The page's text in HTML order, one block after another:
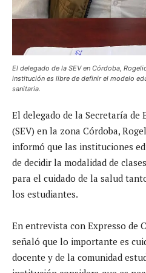
El delegado de la SEV en Córdoba,
institución es libre de definir el modelo
sanitaria.
El delegado de la Secretaría de
(SEV) en la zona Córdoba,
informó que las instituciones
de decidir la modalidad de
para el cuidado de la salud
los estudiantes.
En entrevista con Expresso de
señaló que lo importante es
docente y de la comunidad